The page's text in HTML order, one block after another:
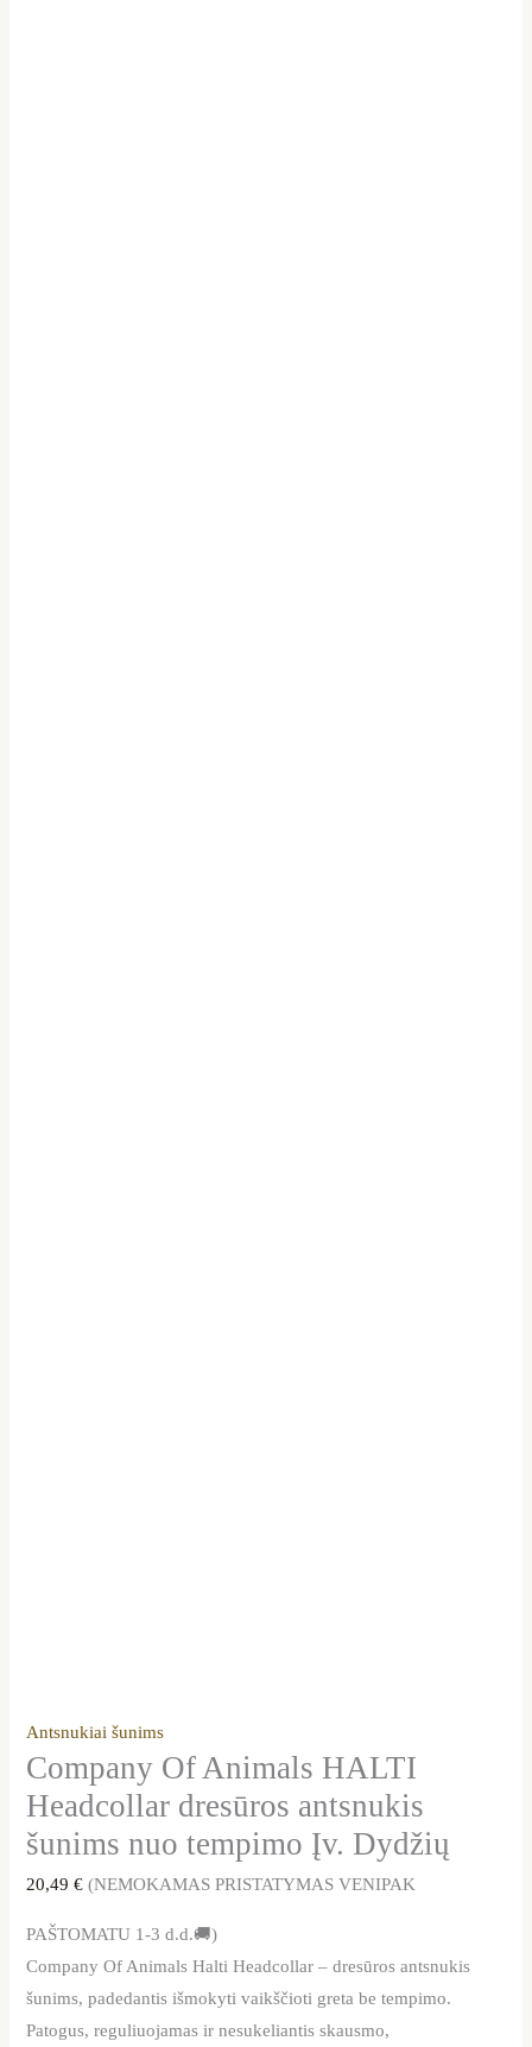
Antsnukiai šunims
Company Of Animals HALTI
Headcollar dresūros antsnukis
šunims nuo tempimo Įv. Dydžių
20,49€ (NEMOKAMAS PRISTATYMAS VENIPAK
PAŠTOMATU 1-3 d.d.🚚)
Company Of Animals Halti Headcollar – dresūros antsnukis
šunims, padedantis išmokyti vaikščioti greta be tempimo.
Patogus, reguliuojamas ir nesukeliantis skausmo,